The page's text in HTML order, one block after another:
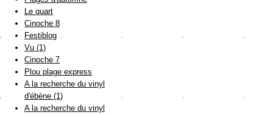
Le quart
Cinoche 8
Festiblog
Vu (1)
Cinoche 7
Plou plage express
A la recherche du vinyl
d'ébène (1)
A la recherche du vinyl